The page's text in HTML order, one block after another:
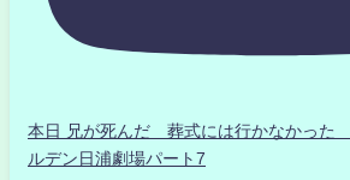
本日 兄が死んだ 葬式には行かなかっ
ルデン日浦劇場パート7